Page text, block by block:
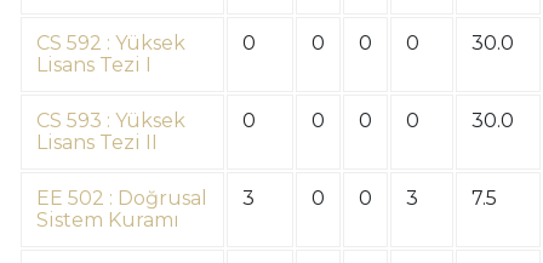
CS 592 : Yüksek
Lisans Tezi I
0 0 0 0 30.0
CS 593 : Yüksek
Lisans Tezi II
0 0 0 0 30.0
EE 502 : Doğrusal
Sistem Kuramı
3 0 0 3 7.5